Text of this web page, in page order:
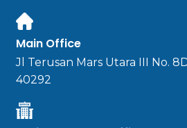
Main Office
Jl Terusan Mars Utara III No.
40292